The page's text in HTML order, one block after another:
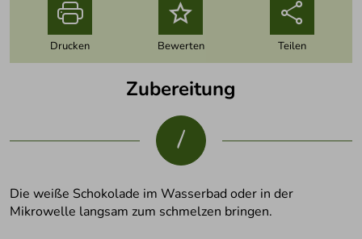
Drucken
o
Bewerten Teilen
Zubereitung
1
Die weiße Schokolade im Wasserbad oder in der
Mikrowelle langsam zum schmelzen bringen.